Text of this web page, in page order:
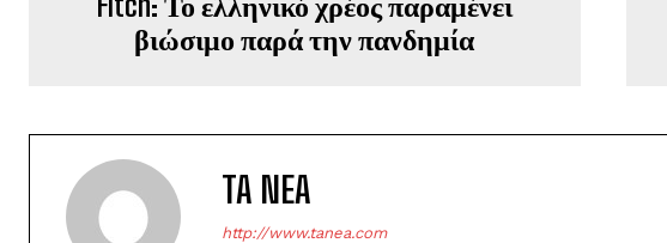
βιώσιμο παρά την πανδημία
TA NEA
http://www.tanea.com